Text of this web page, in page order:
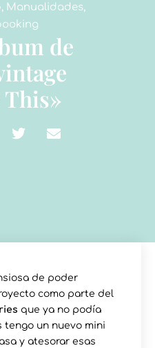
, Manualidades,
de
This»
de poder
como parte del
que ya no podía
tengo un nuevo mini
y atesorar esas